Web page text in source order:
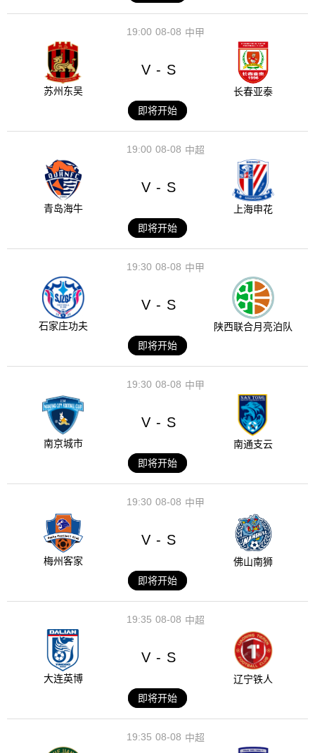
08-08
19:00 中甲
苏州东吴
V - S
长春亚泰
即将开始
08-08
19:00 中超
青岛海牛
V - S
上海申花
即将开始
08-08
19:30 中甲
石家庄功夫
V - S
陕西联合月亮泊队
即将开始
08-08
19:30 中甲
南京城市
V - S
南通支云
即将开始
08-08
19:30 中甲
梅州客家
V - S
佛山南狮
即将开始
08-08
19:35 中超
大连英博
V - S
辽宁铁人
即将开始
08-08
19:35 中超